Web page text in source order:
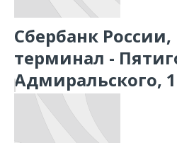
Сбербанк
терминал -
Адмиральского,